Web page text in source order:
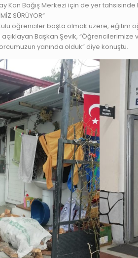
Kan Bağış Merkezi için de yer
SÜRÜYOR”
öğrenciler başta olmak üzere,
Başkan Şevik,
yanında olduk” diye konuştu.